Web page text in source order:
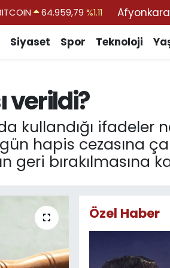
DOLAR 47,7436%0.18
EURO
55,2510
%0.32
BİST100
13.779%-14
Siyaset Spor Teknoloji
verildi?
kullandığı ifadeler
hapis cezasına
geri bırakılmasına
Özel Haber